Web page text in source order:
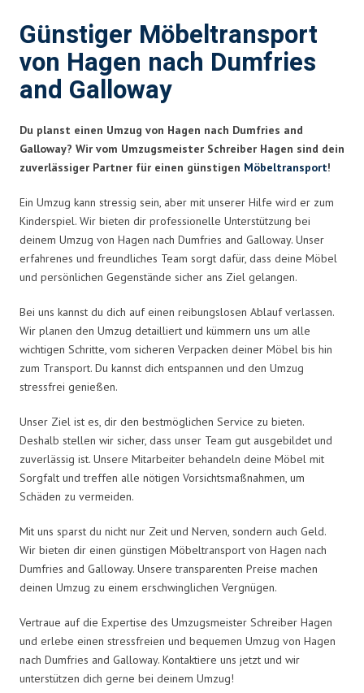
Günstiger Möbeltransport
von Hagen nach Dumfries
and Galloway
Du planst einen Umzug von Hagen nach Dumfries and
Galloway? Wir vom Umzugsmeister Schreiber Hagen sind dein
zuverlässiger Partner für einen günstigen Möbeltransport!
Ein Umzug kann stressig sein, aber mit unserer Hilfe wird er zum
Kinderspiel. Wir bieten dir professionelle Unterstützung bei
deinem Umzug von Hagen nach Dumfries and Galloway. Unser
erfahrenes und freundliches Team sorgt dafür, dass deine Möbel
und persönlichen Gegenstände sicher ans Ziel gelangen.
Bei uns kannst du dich auf einen reibungslosen Ablauf verlassen.
Wir planen den Umzug detailliert und kümmern uns um alle
wichtigen Schritte, vom sicheren Verpacken deiner Möbel bis hin
zum Transport. Du kannst dich entspannen und den Umzug
stressfrei genießen.
Unser Ziel ist es, dir den bestmöglichen Service zu bieten.
Deshalb stellen wir sicher, dass unser Team gut ausgebildet und
zuverlässig ist. Unsere Mitarbeiter behandeln deine Möbel mit
Sorgfalt und treffen alle nötigen Vorsichtsmaßnahmen, um
Schäden zu vermeiden.
Mit uns sparst du nicht nur Zeit und Nerven, sondern auch Geld.
Wir bieten dir einen günstigen Möbeltransport von Hagen nach
Dumfries and Galloway. Unsere transparenten Preise machen
deinen Umzug zu einem erschwinglichen Vergnügen.
Vertraue auf die Expertise des Umzugsmeister Schreiber Hagen
und erlebe einen stressfreien und bequemen Umzug von Hagen
nach Dumfries and Galloway. Kontaktiere uns jetzt und wir
unterstützen dich gerne bei deinem Umzug!